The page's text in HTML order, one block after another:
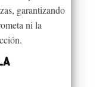
garantizando
ni la